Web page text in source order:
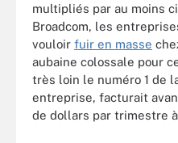
multipliés par au moins
Broadcom, les
vouloir fuir en masse
aubaine colossale pour
très loin le numéro 1 de
entreprise, facturait
de dollars par trimestre